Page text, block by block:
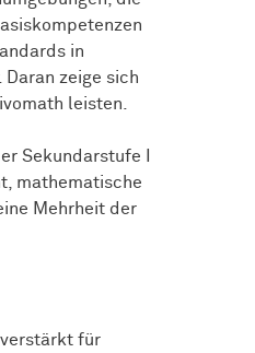
in
zeige sich
leisten.
Sekundarstufe I
mathematische
Mehrheit der
für